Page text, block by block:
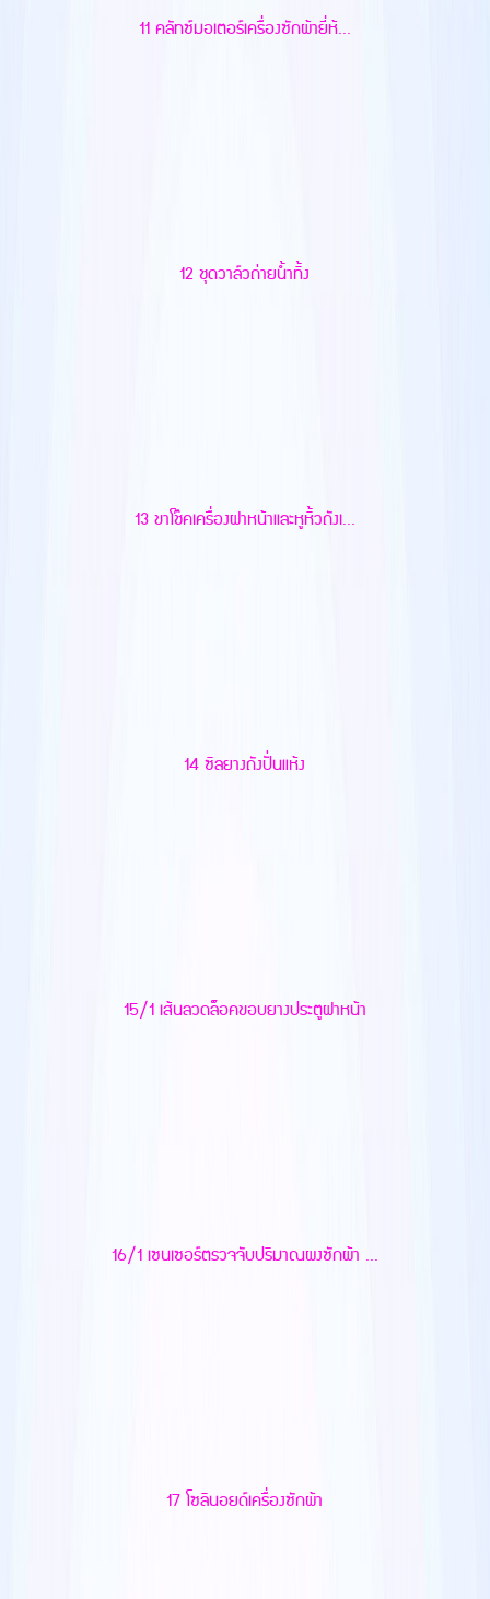
11 คลัทซ์มอเตอร์เครื่องซักผ้ายี่ห้...
12 ชุดวาล์วถ่ายน้ำทิ้ง
13 ขาโช๊คเครื่องฝาหน้าและหูหิ้วถังเ...
14 ซิลยางถังปั่นแห้ง
15/1 เส้นลวดล็อคขอบยางประตูฝาหน้า
16/1 เซนเซอร์ตรวจจับปริมาณผงซักผ้า ...
17 โซลินอยด์เครื่องซักผ้า